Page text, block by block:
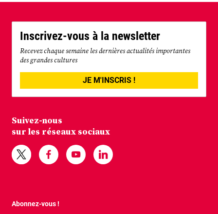
Inscrivez-vous à la newsletter
Recevez chaque semaine les dernières actualités importantes
des grandes cultures
JE M'INSCRIS !
Suivez-nous
sur les réseaux sociaux
Abonnez-vous !